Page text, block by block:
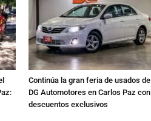
Continúa la gran feria de usados de
DG Automotores en Carlos Paz con
descuentos exclusivos